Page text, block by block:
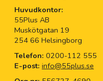
Huvudkontor:
55Plus AB
Muskötgatan 19
254 66 Helsingborg
Telefon: 0200-112 555
E-post: info@55plus.se